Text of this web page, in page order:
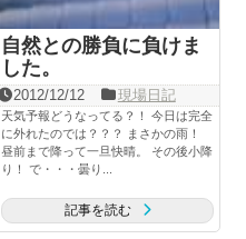
自然との勝負に負けま
した。
2012/12/12 現場日記
天気予報どうなってる？！ 今日は完全
に外れたのでは？？？ まさかの雨！
昼前まで降って一旦快晴。 その後小降
り！ で・・・曇り...
記事を読む